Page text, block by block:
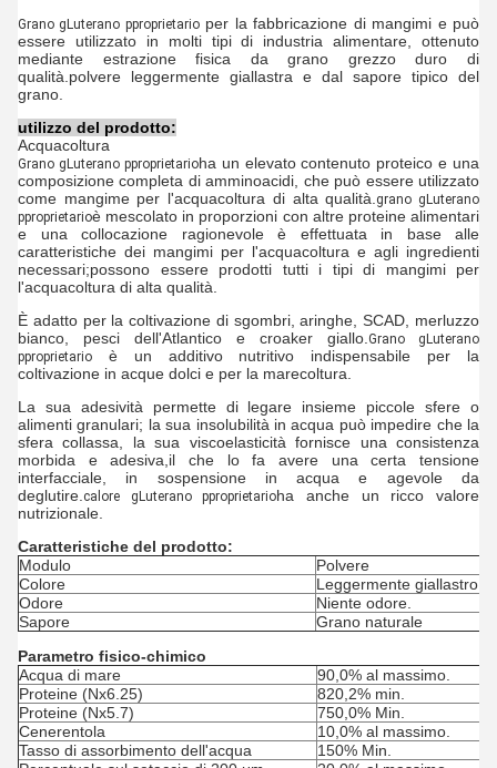
Grano g Luterano pproprietario per la fabbricazione di mangimi e può
essere utilizzato in molti tipi di industria alimentare, ottenuto
mediante estrazione fisica da grano grezzo duro di
qualità.polvere leggermente giallastra e dal sapore tipico del
grano.
utilizzo del prodotto:
Acquacoltura
Grano g Luterano pproprietarioha un elevato contenuto proteico e una
composizione completa di amminoacidi, che può essere utilizzato
come mangime per l'acquacoltura di alta qualità. grano g Luterano
pproprietarioè mescolato in proporzioni con altre proteine alimentari
e una collocazione ragionevole è effettuata in base alle
caratteristiche dei mangimi per l'acquacoltura e agli ingredienti
necessari;possono essere prodotti tutti i tipi di mangimi per
l'acquacoltura di alta qualità.
È adatto per la coltivazione di sgombri, aringhe, SCAD, merluzzo
bianco, pesci dell'Atlantico e croaker giallo. Grano g Luterano
pproprietario
è un additivo nutritivo indispensabile per la
coltivazione in acque dolci e per la marecoltura.
La sua adesività permette di legare insieme piccole sfere o
alimenti granulari; la sua insolubilità in acqua può impedire che la
sfera collassa, la sua viscoelasticità fornisce una consistenza
morbida e adesiva,il che lo fa avere una certa tensione
interfacciale, in sospensione in acqua e agevole da
deglutire. calore g Luterano pproprietarioha anche un ricco valore
nutrizionale.
Caratteristiche del prodotto:
Modulo
Polvere
Colore
Leggermente giallastro
Odore
Niente odore.
Sapore
Grano naturale
Parametro fisico-chimico
Acqua di mare
90,0% al massimo.
Proteine (Nx6.25)
820,2% min.
Proteine (Nx5.7)
750,0% Min.
Cenerentola
10,0% al massimo.
Tasso di assorbimento dell'acqua
150% Min.